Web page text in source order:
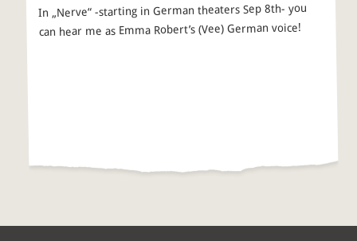
In „Nerve“ -starting in German theaters Sep 8th- you
can hear me as Emma Robert’s (Vee) German voice!